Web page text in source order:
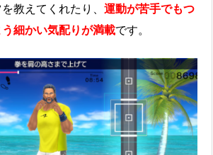
教えてくれたり、 運動が苦手でもつ
細かい気配りが満載です。